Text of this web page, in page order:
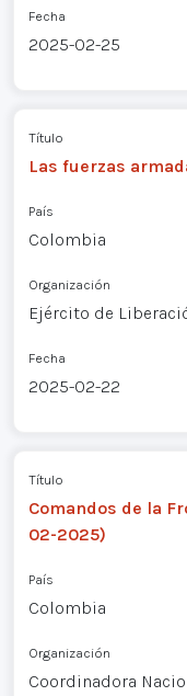
Fecha
2025-02-25
Título
Las fuerzas
País
Colombia
Organización
Ejército de
Fecha
2025-02-22
Título
Comandos de la
02-2025)
País
Colombia
Organización
Coordinadora